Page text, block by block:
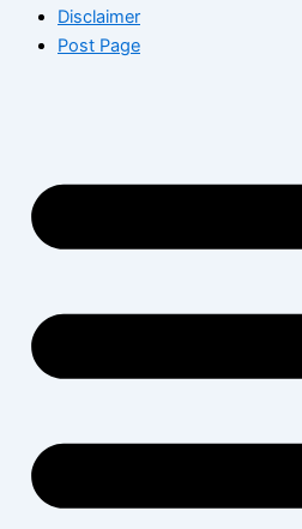
Disclaimer
Post Page